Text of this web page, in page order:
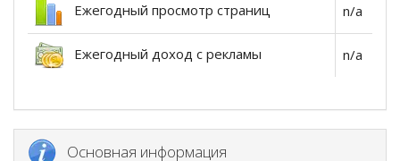
Ежегодный просмотр страниц n/a
Ежегодный доход с рекламы n/a
Основная информация